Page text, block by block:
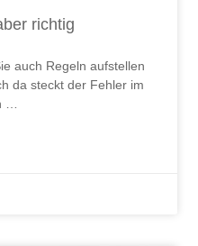
richtig
auch Regeln aufstellen
da steckt der Fehler im
…